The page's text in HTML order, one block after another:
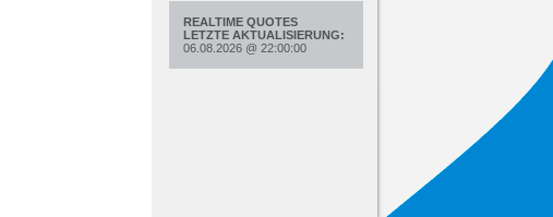
REALTIME QUOTES
LETZTE AKTUALISIERUNG:
06.08.2026 @ 22:00:00